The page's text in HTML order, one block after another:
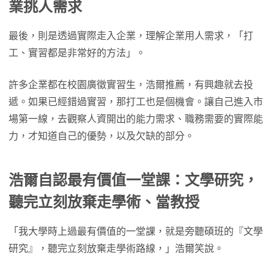
業挑人需求
最後，則是透過實際走入企業，理解企業用人需求，「打
工、實習都是非常好的方法」。
許多企業都在校園廣徵實習生，浩爾推薦，有興趣就去投
遞。如果已經錯過實習，那打工也是個機會。讓自己進入市
場第一線，去觀察人資開出的能力需求、職務需要的實際能
力，才知道自己的優勢，以及欠缺的部分。
浩爾 自認最有價值一堂課：文學研究，
聽完立刻放棄走學術、當教授
「我大學時上過最有價值的一堂課，就是旁聽碩班的『文學
研究』，聽完立刻放棄走學術路線，」浩爾笑說。